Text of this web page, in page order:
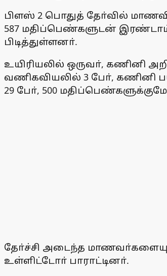
பிளஸ் 2 பொதுத் தோ்வில் மாணவி
587 மதிப்பெண்களுடன்
பிடித்துள்ளனா்.
உயிரியலில் ஒருவா், கணினி
வணிகவியலில் 3 போ், கணினி
29 போ், 500
தோ்ச்சி அடைந்த
உள்ளிட்டோா் பாராட்டினா்.